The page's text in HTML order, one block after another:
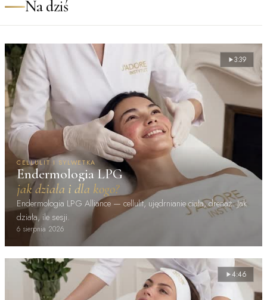
Na dziś
CELLULIT I SYLWETKA
Endermologia LPG
jak działa i dla kogo?
Endermologia LPG Alliance — cellulit, ujędrnianie ciała, drenaż. Jak
działa, ile sesji.
6 sierpnia 2026
3:39
4:46